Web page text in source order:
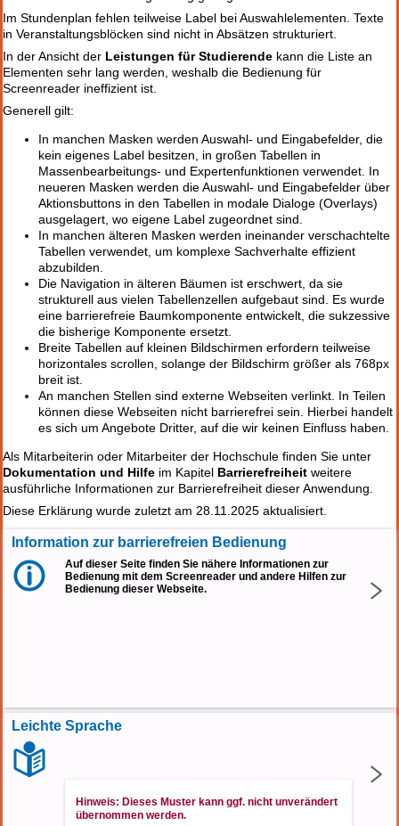
Im Stundenplan fehlen teilweise Label bei Auswahlelementen. Texte
in Veranstaltungsblöcken sind nicht in Absätzen strukturiert.
In der Ansicht der Leistungen für Studierende kann die Liste an
Elementen sehr lang werden, weshalb die Bedienung für
Screenreader ineffizient ist.
Generell gilt:
In manchen Masken werden Auswahl- und Eingabefelder, die
kein eigenes Label besitzen, in großen Tabellen in
Massenbearbeitungs- und Expertenfunktionen verwendet. In
neueren Masken werden die Auswahl- und Eingabefelder über
Aktionsbuttons in den Tabellen in modale Dialoge (Overlays)
ausgelagert, wo eigene Label zugeordnet sind.
In manchen älteren Masken werden ineinander verschachtelte
Tabellen verwendet, um komplexe Sachverhalte effizient
abzubilden.
Die Navigation in älteren Bäumen ist erschwert, da sie
strukturell aus vielen Tabellenzellen aufgebaut sind. Es wurde
eine barrierefreie Baumkomponente entwickelt, die sukzessive
die bisherige Komponente ersetzt.
Breite Tabellen auf kleinen Bildschirmen erfordern teilweise
horizontales scrollen, solange der Bildschirm größer als 768px
breit ist.
An manchen Stellen sind externe Webseiten verlinkt. In Teilen
können diese Webseiten nicht barrierefrei sein. Hierbei handelt
es sich um Angebote Dritter, auf die wir keinen Einfluss haben.
Als Mitarbeiterin oder Mitarbeiter der Hochschule finden Sie unter
Dokumentation und Hilfe im Kapitel Barrierefreiheit weitere
ausführliche Informationen zur Barrierefreiheit dieser Anwendung.
Diese Erklärung wurde zuletzt am 28.11.2025 aktualisiert.
Information zur barrierefreien Bedienung
Auf dieser Seite finden Sie nähere Informationen zur
Bedienung mit dem Screenreader und andere Hilfen zur
Bedienung dieser Webseite.
Leichte Sprache
Hinweis: Dieses Muster kann ggf. nicht unverändert
übernommen werden.